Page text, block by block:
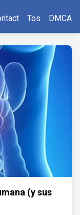
Tos DMCA
(y sus